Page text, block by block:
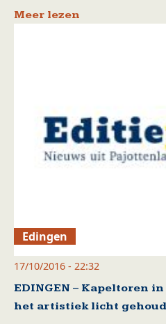
Meer lezen
Edingen
17/10/2016 - 22:32
EDINGEN – Kapeltoren
het artistiek licht